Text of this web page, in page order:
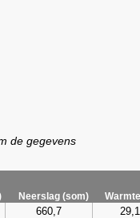
de gegevens
Neerslag (som)
660,7 29,1